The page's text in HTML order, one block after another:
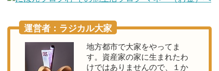
運営者：ラジカル大家
地方都市で大家をやってま
す。資産家の家に生まれたわ
けではありませんので、１か